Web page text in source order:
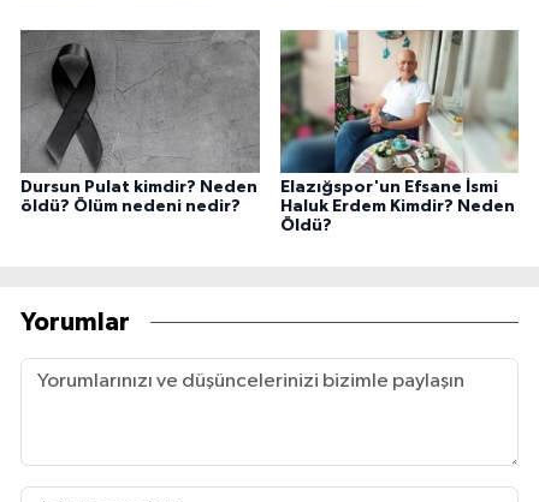
Dursun Pulat kimdir? Neden
öldü? Ölüm nedeni nedir?
Elazığspor'un Efsane İsmi
Haluk Erdem Kimdir? Neden
Öldü?
Yorumlar